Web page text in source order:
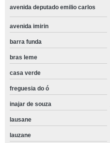
avenida deputado emilio carlos
avenida imirin
barra funda
bras leme
casa verde
freguesia do ó
inajar de souza
lausane
lauzane